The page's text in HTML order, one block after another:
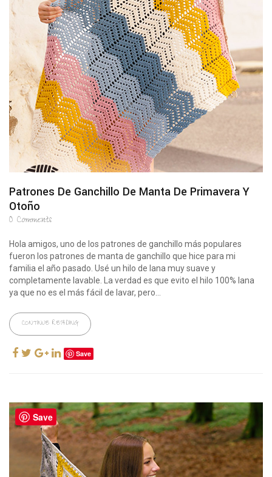
Patrones De Ganchillo De Manta De Primavera Y
Otoño
0 Comments
Hola amigos, uno de los patrones de ganchillo más populares
fueron los patrones de manta de ganchillo que hice para mi
familia el año pasado. Usé un hilo de lana muy suave y
completamente lavable. La verdad es que evito el hilo 100% lana
ya que no es el más fácil de lavar, pero...
CONTINUE READING
Save
Save